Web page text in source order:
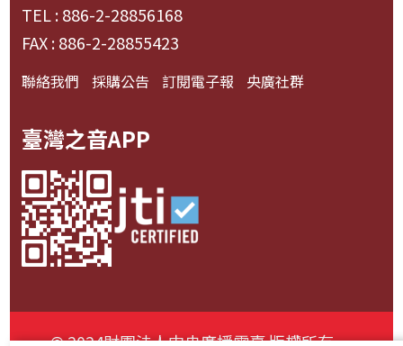
TEL : 886-2-28856168
FAX : 886-2-28855423
聯絡我們 採購公告 訂閱電子報 央廣社群
臺灣之音APP